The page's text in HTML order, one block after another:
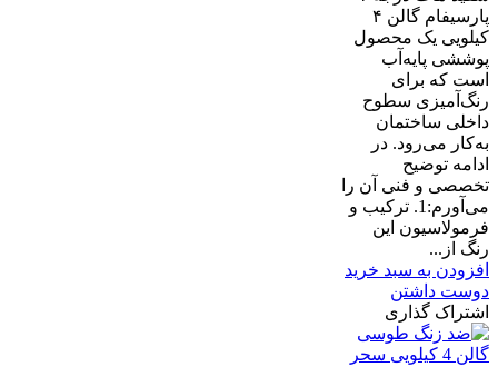
پارسیفام گالن ۴
کیلویی یک محصول
پوششی پایه‌آب
است که برای
رنگ‌آمیزی سطوح
داخلی ساختمان
به‌کار می‌رود. در
ادامه توضیح
تخصصی و فنی آن را
می‌آورم:1. ترکیب و
فرمولاسیون این
رنگ از...
افزودن به سبد خرید
دوست داشتن
اشتراک گذاری